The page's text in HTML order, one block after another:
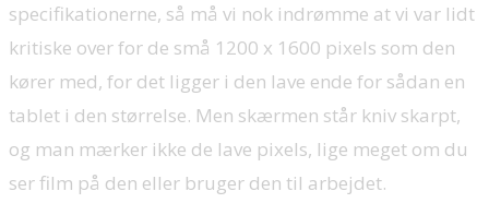
specifikationerne, så må vi nok indrømme at vi var lidt
kritiske over for de små 1200 x 1600 pixels som den
kører med, for det ligger i den lave ende for sådan en
tablet i den størrelse. Men skærmen står kniv skarpt,
og man mærker ikke de lave pixels, lige meget om du
ser film på den eller bruger den til arbejdet.